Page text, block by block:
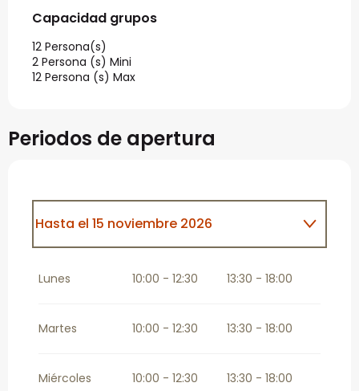
Capacidad grupos
Capacidad grupos
12 Persona(s)
2 Persona (s) Mini
12 Persona (s) Max
Periodos de apertura
Hasta el 15 noviembre 2026
2026
Lunes 10:00 - 12:30 13:30 - 18:00
Martes 10:00 - 12:30 13:30 - 18:00
Miércoles 10:00 - 12:30 13:30 - 18:00